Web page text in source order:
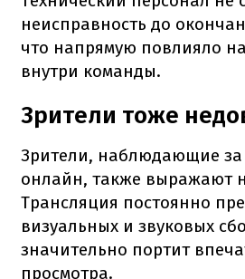
неисправность до
что напрямую повлияло
внутри команды.
Зрители тоже
Зрители, наблюдающие за
онлайн, также выражают
Трансляция постоянно
визуальных и звуковых
значительно портит
просмотра.